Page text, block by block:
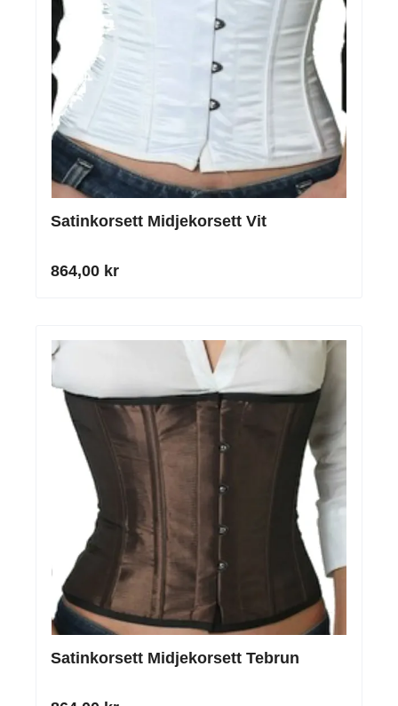
Satinkorsett Midjekorsett Vit
864,00 kr
Satinkorsett Midjekorsett Tebrun